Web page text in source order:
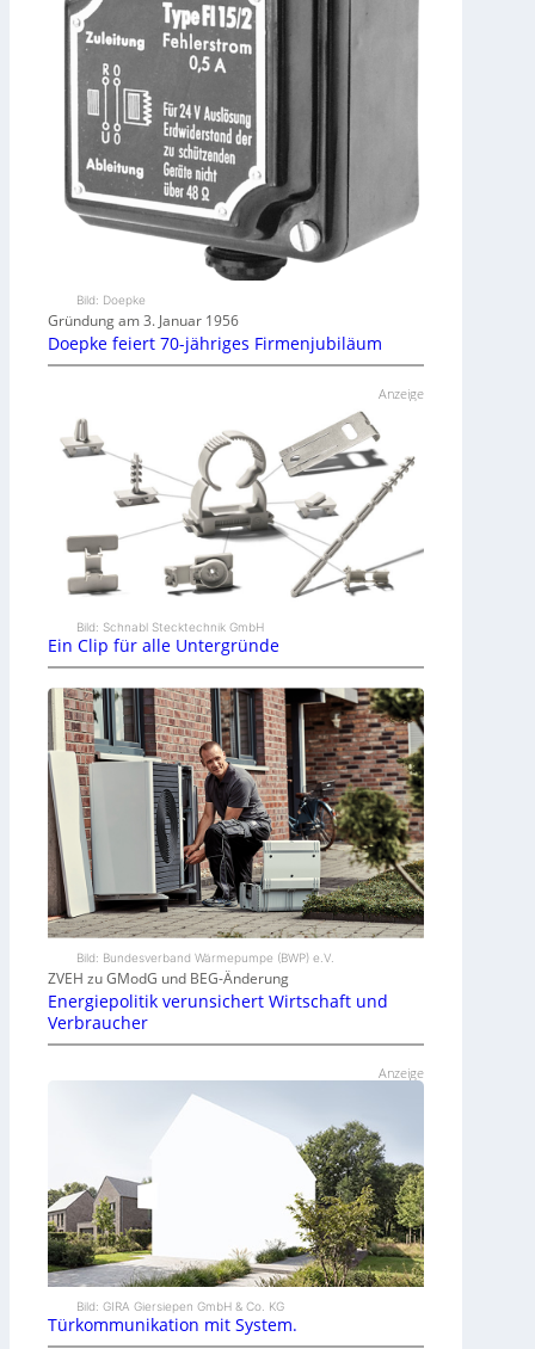
Bild: Doepke
Gründung am 3. Januar 1956
Doepke feiert 70-jähriges Firmenjubiläum
Anzeige
Bild: Schnabl Stecktechnik GmbH
Ein Clip für alle Untergründe
Bild: Bundesverband Wärmepumpe (BWP) e.V.
ZVEH zu GModG und BEG-Änderung
Energiepolitik verunsichert Wirtschaft und
Verbraucher
Anzeige
Bild: GIRA Giersiepen GmbH & Co. KG
Türkommunikation mit System.